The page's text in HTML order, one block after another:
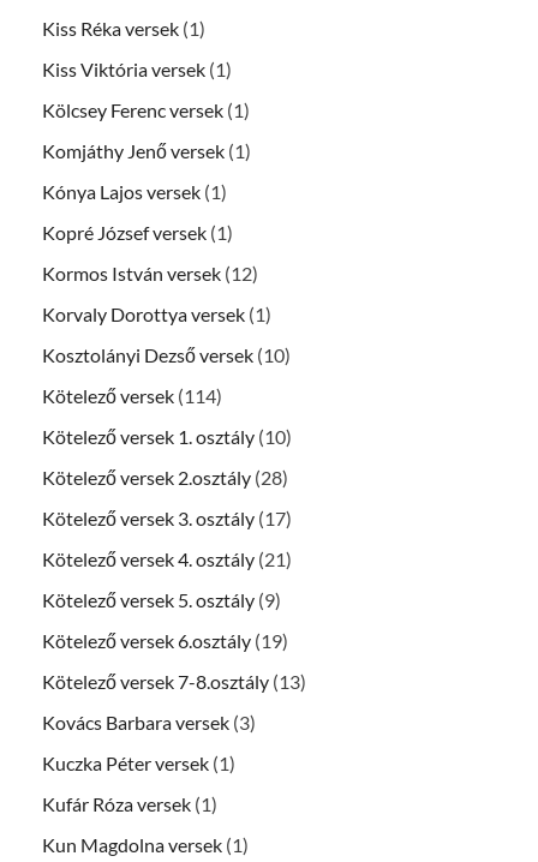
Kiss Réka versek (1)
Kiss Viktória versek (1)
Kölcsey Ferenc versek (1)
Komjáthy Jenő versek (1)
Kónya Lajos versek (1)
Kopré József versek (1)
Kormos István versek (12)
Korvaly Dorottya versek (1)
Kosztolányi Dezső versek (10)
Kötelező versek (114)
Kötelező versek 1. osztály (10)
Kötelező versek 2.osztály (28)
Kötelező versek 3. osztály (17)
Kötelező versek 4. osztály (21)
Kötelező versek 5. osztály (9)
Kötelező versek 6.osztály (19)
Kötelező versek 7-8.osztály (13)
Kovács Barbara versek (3)
Kuczka Péter versek (1)
Kufár Róza versek (1)
Kun Magdolna versek (1)